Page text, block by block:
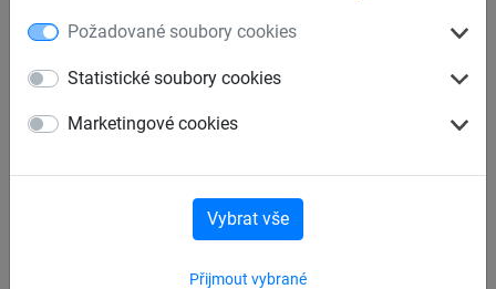
Požadované soubory cookies
Statistické soubory cookies
Marketingové cookies
Přijmout vybrané
Vybrat vše
Pralesní houpačka, závěsná
výška 2,00 m